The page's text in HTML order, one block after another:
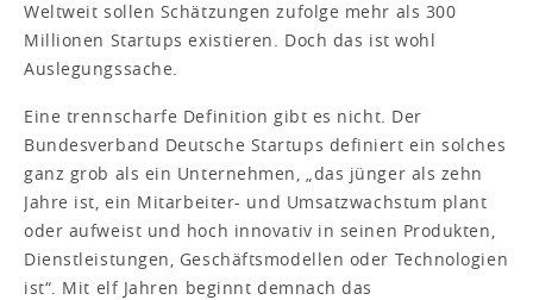
Weltweit sollen Schätzungen zufolge mehr als 300
Millionen Startups existieren. Doch das ist wohl
Auslegungssache.
Eine trennscharfe Definition gibt es nicht. Der
Bundesverband Deutsche Startups definiert ein solches
ganz grob als ein Unternehmen, „das jünger als zehn
Jahre ist, ein Mitarbeiter- und Umsatzwachstum plant
oder aufweist und hoch innovativ in seinen Produkten,
Dienstleistungen, Geschäftsmodellen oder Technologien
ist“. Mit elf Jahren beginnt demnach das